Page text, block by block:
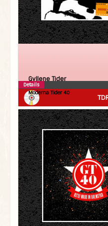
Gyllene Tider
Moderna Tider 40
Details